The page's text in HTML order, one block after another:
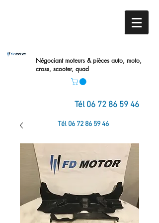
Négociant moteurs & pièces auto, moto,
cross, scooter, quad
Tél 06 72 86 59 46
Tél 06 72 86 59 46